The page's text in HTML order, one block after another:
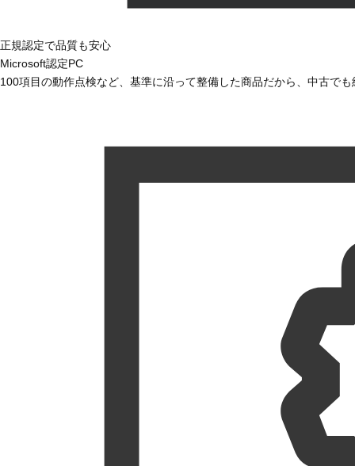
正規認定で品質も安心
Microsoft認定PC
100項目の動作点検など、基準に沿って整備した商品だから、中古で